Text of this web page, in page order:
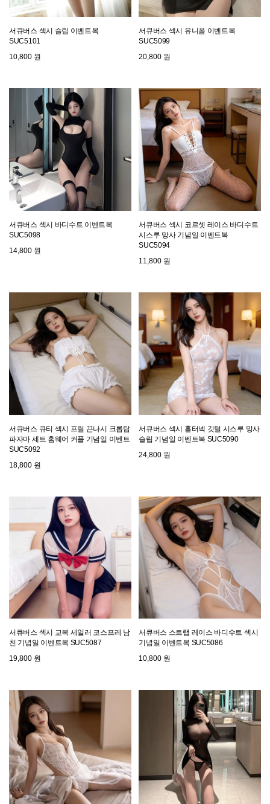
서큐버스 섹시 슬립 이벤트복
SUC5101
10,800 원
서큐버스 섹시 유니폼 이벤트복
SUC5099
20,800 원
서큐버스 섹시 바디수트 이벤트복
SUC5098
14,800 원
서큐버스 섹시 코르셋 레이스 바디수트
시스루 망사 기념일 이벤트복
SUC5094
11,800 원
서큐버스 큐티 섹시 프릴 끈나시 크롭탑
파자마 세트 홈웨어 커플 기념일 이벤트
SUC5092
18,800 원
서큐버스 섹시 홀터넥 깃털 시스루 망사
슬립 기념일 이벤트복 SUC5090
24,800 원
서큐버스 섹시 교복 세일러 코스프레 남
친 기념일 이벤트복 SUC5087
19,800 원
서큐버스 스트랩 레이스 바디수트 섹시
기념일 이벤트복 SUC5086
10,800 원